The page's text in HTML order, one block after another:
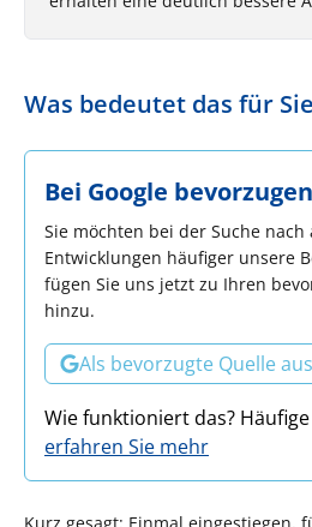
Was bedeutet das für
Bei Google bevorzugen
Sie möchten bei der Suche nach
Entwicklungen häufiger unsere
fügen Sie uns jetzt zu Ihren
hinzu.
Als bevorzugte Quelle
Wie funktioniert das? Häufige
erfahren Sie mehr
Kurz gesagt: Einmal eingestiegen,